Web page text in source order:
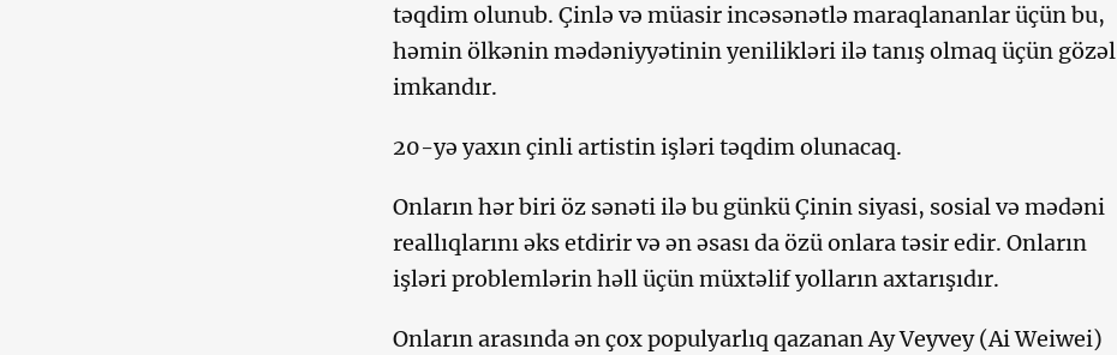
təqdim olunub. Çinlə və müasir incəsənətlə maraqlananlar üçün bu,
həmin ölkənin mədəniyyətinin yenilikləri ilə tanış olmaq üçün gözəl
imkandır.
20-yə yaxın çinli artistin işləri təqdim olunacaq.
Onların hər biri öz sənəti ilə bu günkü Çinin siyasi, sosial və mədəni
reallıqlarını əks etdirir və ən əsası da özü onlara təsir edir. Onların
işləri problemlərin həll üçün müxtəlif yolların axtarışıdır.
Onların arasında ən çox populyarlıq qazanan Ay Veyvey (Ai Weiwei)